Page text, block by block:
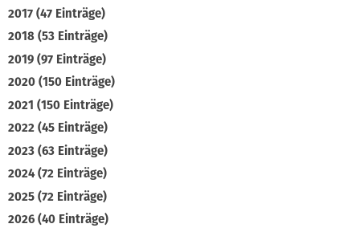
2017 (47 Einträge)
2018 (53 Einträge)
2019 (97 Einträge)
2020 (150 Einträge)
2021 (150 Einträge)
2022 (45 Einträge)
2023 (63 Einträge)
2024 (72 Einträge)
2025 (72 Einträge)
2026 (40 Einträge)